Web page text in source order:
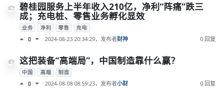
碧桂园服务上半年收入210亿，净利“阵痛”跌三
成；充电桩、零售业务孵化显效
业务 净利 零售 充电
0 2024-08-23 20:34:29，发布者财神 0 回复
这把装备“高端局”，中国制造靠什么赢？
中国 高端 制造
0 2024-08-08 08:59:23，发布者小财 0 回复